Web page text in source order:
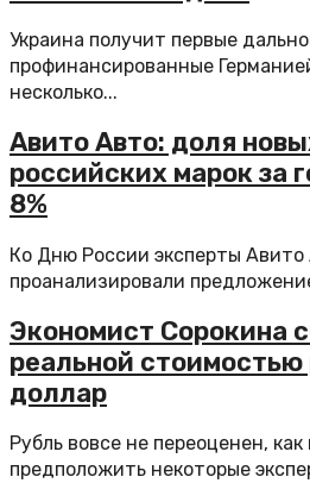
Украина получит первые
профинансированные
несколько...
Авито Авто: доля
российских марок за
8%
Ко Дню России эксперты Авито
проанализировали
Экономист Сорокина
реальной стоимостью
доллар
Рубль вовсе не переоценен, как
предположить некоторые